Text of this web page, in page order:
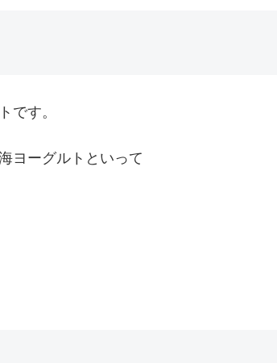
です。
ヨーグルトといって